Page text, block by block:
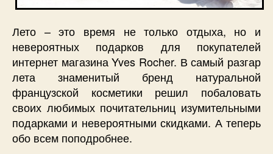
Лето – это время не только отдыха, но и
невероятных подарков для покупателей
интернет магазина Yves Rocher. В самый разгар
лета знаменитый бренд натуральной
французской косметики решил побаловать
своих любимых почитательниц изумительными
подарками и невероятными скидками. А теперь
обо всем поподробнее.